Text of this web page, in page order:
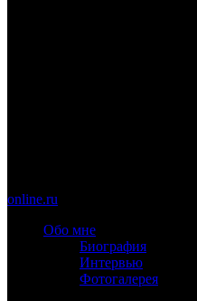
online.ru
Обо мне
Биография
Интервью
Фотогалерея